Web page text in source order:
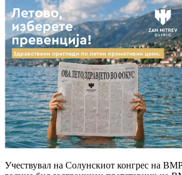
Учествувал на Солунскиот конгрес на